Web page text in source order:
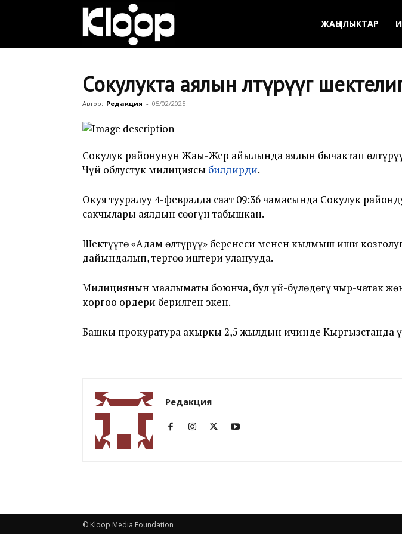
Кыргызстан
жаңылыктары
ЖАҢЫЛЫКТАР
Сокулукта аялын өлтүрүүгө
Автор: Редакция - 05/02/2025
Сокулук районунун Жаңы-Жер айылында аялын бычактап
Чүй облустук милициясы билдирди.
Окуя тууралуу 4-февралда саат 09:36 чамасында Сокулук
сакчылары аялдын сөөгүн табышкан.
Шектүүгө «Адам өлтүрүү» беренеси менен кылмыш иши
дайындалып, тергөө иштери уланууда.
Милициянын маалыматы боюнча, бул үй-бүлөдөгү чыр-чатак
коргоо ордери берилген экен.
Башкы прокуратура акыркы 2,5 жылдын ичинде Кыргызстанда
Редакция
© Kloop Media Foundation